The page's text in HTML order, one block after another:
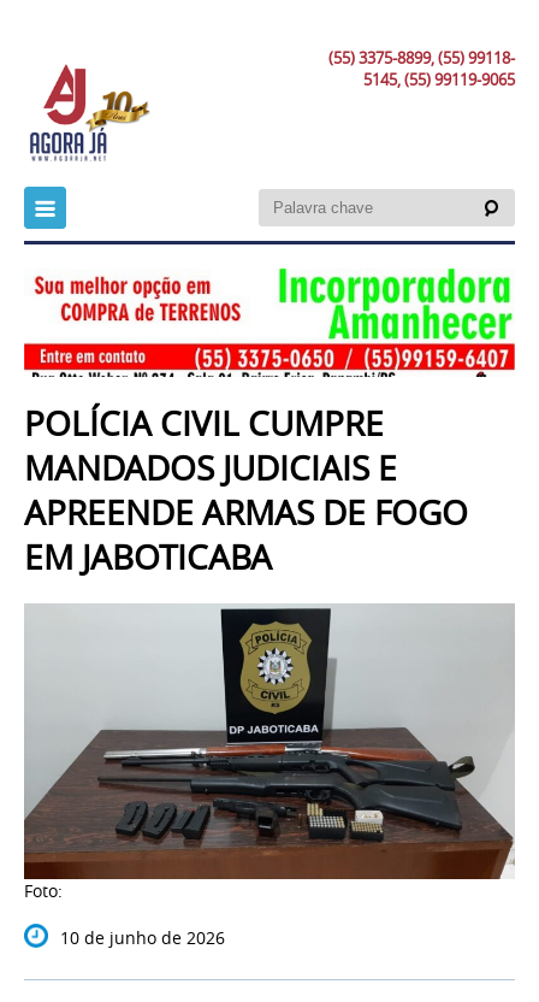
(55) 3375-8899, (55) 99118-
5145, (55) 99119-9065
POLÍCIA CIVIL CUMPRE
MANDADOS JUDICIAIS E
APREENDE ARMAS DE FOGO
EM JABOTICABA
Foto:
10 de junho de 2026